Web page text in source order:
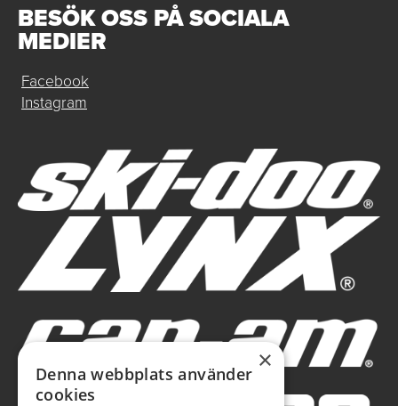
BESÖK OSS PÅ SOCIALA
MEDIER
Facebook
Instagram
×
Denna webbplats använder
cookies